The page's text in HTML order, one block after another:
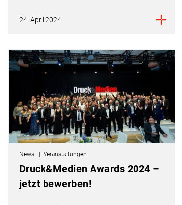
24. April 2024
News Veranstaltungen
Druck&Medien Awards 2024 –
jetzt bewerben!